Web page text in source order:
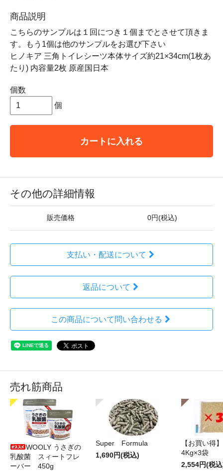
商品説明
こちらのサンプルは１回につき１個までとさせて頂きま
す。もう1個は他のサンプルをお選び下さい
ヒノキア 三角トイレシーツ本体サイズ約21×34cm(1枚あ
たり) 内容量2枚 原産国日本
個数
個
カートに入れる
その他の詳細情報
販売価格 0円(税込)
支払い・配送について
返品について
この商品について問い合わせる
売れ筋商品
WOOLY うさぎの
乳酸菌 スィートフレ
ーバー 450g
Super Formula
1,690円(税込)
【お買い得
4Kg×3袋
2,554円(税